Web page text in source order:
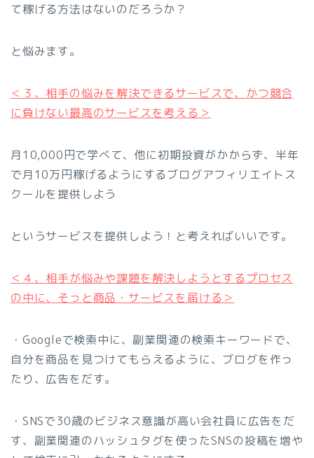
て稼げる方法はないのだろうか？
と悩みます。
＜３、相手の悩みを解決できるサービスで、かつ競合
に負けない最高のサービスを考える＞
月10,000円で学べて、他に初期投資がかからず、半年
で月10万円稼げるようにするブログアフィリエイトス
クールを提供しよう
というサービスを提供しよう！と考えればいいです。
＜４、相手が悩みや課題を解決しようとするプロセス
の中に、そっと商品・サービスを届ける＞
・Googleで検索中に、副業関連の検索キーワードで、
自分を商品を見つけてもらえるように、ブログを作っ
たり、広告をだす。
・SNSで30歳のビジネス意識が高い会社員に広告をだ
す、副業関連のハッシュタグを使ったSNSの投稿を増や